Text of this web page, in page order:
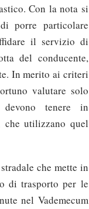
Con la nota si
porre particolare
il servizio di
del conducente,
In merito ai criteri
valutare solo
devono tenere in
che utilizzano quel
che mette in
di trasporto per le
nel Vademecum